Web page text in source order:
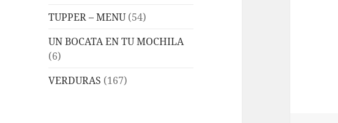
TUPPER – MENU(54)
UN BOCATA EN TU MOCHILA
(6)
VERDURAS (167)